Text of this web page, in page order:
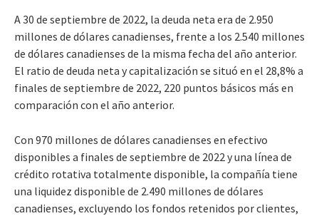
A 30 de septiembre de 2022, la deuda neta era de 2.950
millones de dólares canadienses, frente a los 2.540 millones
de dólares canadienses de la misma fecha del año anterior.
El ratio de deuda neta y capitalización se situó en el 28,8% a
finales de septiembre de 2022, 220 puntos básicos más en
comparación con el año anterior.
Con 970 millones de dólares canadienses en efectivo
disponibles a finales de septiembre de 2022 y una línea de
crédito rotativa totalmente disponible, la compañía tiene
una liquidez disponible de 2.490 millones de dólares
canadienses, excluyendo los fondos retenidos por clientes,